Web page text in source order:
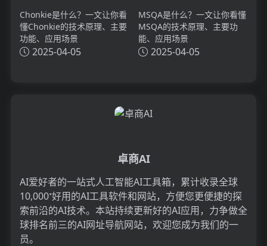
Chonkie是什么？一文让你看
懂Chonkie的技术原理、主要
功能、应用场景
2025-04-05
MSQA是什么？一文让你看懂
MSQA的技术原理、主要功
能、应用场景
2025-04-05
卓商AI
AI爱好者的一站式人工智能AI工具箱，累计收录全球
10,000⁺好用的AI工具软件和网站，方便您更便捷的探
索前沿的AI技术。本站持续更新好的AI应用，力争做全
球排名前三的AI网址导航网站，欢迎您成为我们的一
员。